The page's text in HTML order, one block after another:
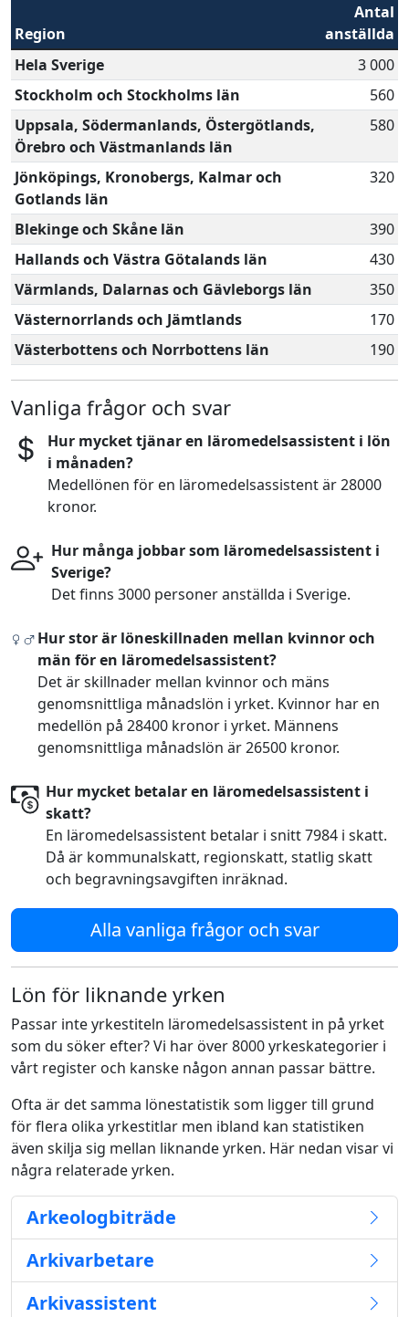
Region
Antal
anställda
Hela Sverige
3 000
Stockholm och Stockholms län
560
Uppsala, Södermanlands, Östergötlands,
Örebro och Västmanlands län
580
Jönköpings, Kronobergs, Kalmar och
Gotlands län
320
Blekinge och Skåne län
390
Hallands och Västra Götalands län
430
Värmlands, Dalarnas och Gävleborgs län
350
Västernorrlands och Jämtlands
170
Västerbottens och Norrbottens län
190
Vanliga frågor och svar
Hur mycket tjänar en läromedelsassistent i lön
i månaden?
Medellönen för en läromedelsassistent är 28000
kronor.
Hur många jobbar som läromedelsassistent i
Sverige?
Det finns 3000 personer anställda i Sverige.
Hur stor är löneskillnaden mellan kvinnor och
män för en läromedelsassistent?
Det är skillnader mellan kvinnor och mäns
genomsnittliga månadslön i yrket. Kvinnor har en
medellön på 28400 kronor i yrket. Männens
genomsnittliga månadslön är 26500 kronor.
Hur mycket betalar en läromedelsassistent i
skatt?
En läromedelsassistent betalar i snitt 7984 i skatt.
Då är kommunalskatt, regionskatt, statlig skatt
och begravningsavgiften inräknad.
Alla vanliga frågor och svar
Lön för liknande yrken
Passar inte yrkestiteln läromedelsassistent in på yrket
som du söker efter? Vi har över 8000 yrkeskategorier i
vårt register och kanske någon annan passar bättre.
Ofta är det samma lönestatistik som ligger till grund
för flera olika yrkestitlar men ibland kan statistiken
även skilja sig mellan liknande yrken. Här nedan visar vi
några relaterade yrken.
Arkeologbiträde
Arkivarbetare
Arkivassistent